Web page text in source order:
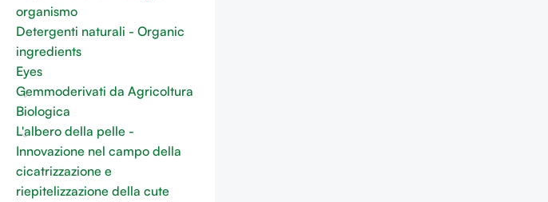
organismo
Detergenti naturali - Organic
ingredients
Eyes
Gemmoderivati da Agricoltura
Biologica
L'albero della pelle -
Innovazione nel campo della
cicatrizzazione e
riepitelizzazione della cute